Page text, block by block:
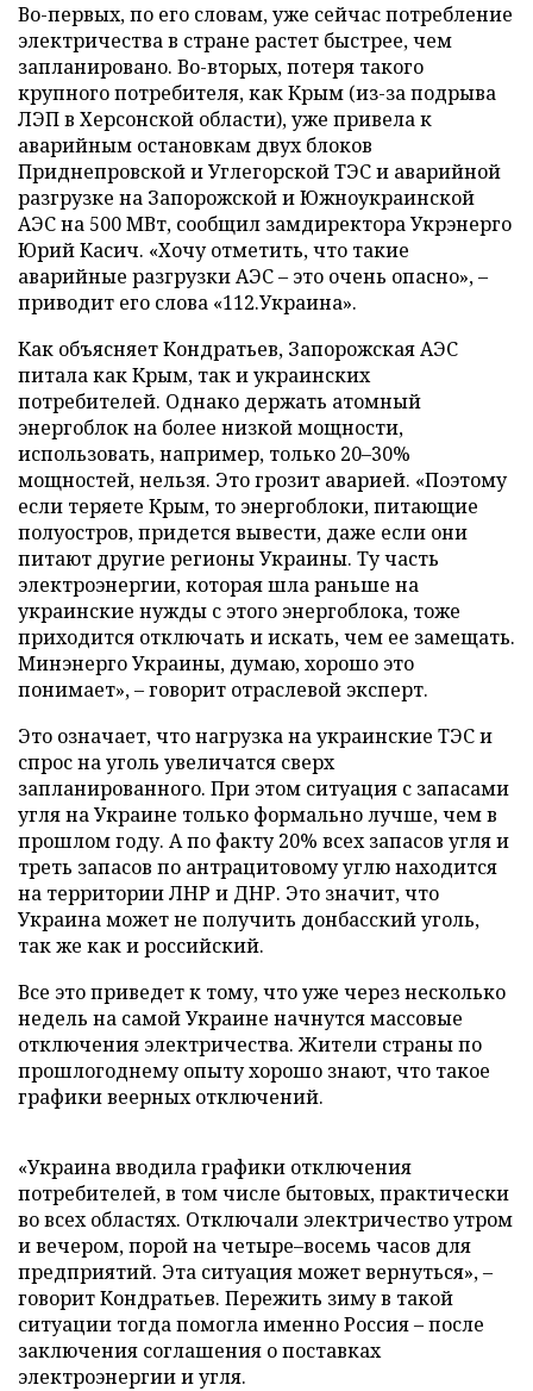
Во-первых, по его словам, уже сейчас потребление
электричества в стране растет быстрее, чем
запланировано. Во-вторых, потеря такого
крупного потребителя, как Крым (из-за подрыва
ЛЭП в Херсонской области), уже привела к
аварийным остановкам двух блоков
Приднепровской и Углегорской ТЭС и аварийной
разгрузке на Запорожской и Южноукраинской
АЭС на 500 МВт, сообщил замдиректора Укрэнерго
Юрий Касич. «Хочу отметить, что такие
аварийные разгрузки АЭС – это очень опасно», –
приводит его слова «112.Украина».
Как объясняет Кондратьев, Запорожская АЭС
питала как Крым, так и украинских
потребителей. Однако держать атомный
энергоблок на более низкой мощности,
использовать, например, только 20–30%
мощностей, нельзя. Это грозит аварией. «Поэтому
если теряете Крым, то энергоблоки, питающие
полуостров, придется вывести, даже если они
питают другие регионы Украины. Ту часть
электроэнергии, которая шла раньше на
украинские нужды с этого энергоблока, тоже
приходится отключать и искать, чем ее замещать.
Минэнерго Украины, думаю, хорошо это
понимает», – говорит отраслевой эксперт.
Это означает, что нагрузка на украинские ТЭС и
спрос на уголь увеличатся сверх
запланированного. При этом ситуация с запасами
угля на Украине только формально лучше, чем в
прошлом году. А по факту 20% всех запасов угля и
треть запасов по антрацитовому углю находится
на территории ЛНР и ДНР. Это значит, что
Украина может не получить донбасский уголь,
так же как и российский.
Все это приведет к тому, что уже через несколько
недель на самой Украине начнутся массовые
отключения электричества. Жители страны по
прошлогоднему опыту хорошо знают, что такое
графики веерных отключений.
«Украина вводила графики отключения
потребителей, в том числе бытовых, практически
во всех областях. Отключали электричество утром
и вечером, порой на четыре–восемь часов для
предприятий. Эта ситуация может вернуться», –
говорит Кондратьев. Пережить зиму в такой
ситуации тогда помогла именно Россия – после
заключения соглашения о поставках
электроэнергии и угля.